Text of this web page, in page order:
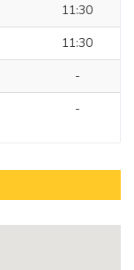
11:30
11:30
-
-